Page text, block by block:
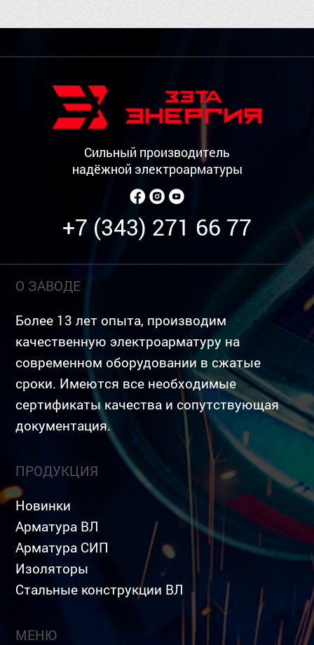
Сильный производитель
надёжной электроарматуры
+7 (343) 271 66 77
О ЗАВОДЕ
Более 13 лет опыта, производим
качественную электроарматуру на
современном оборудовании в сжатые
сроки. Имеются все необходимые
сертификаты качества и сопутствующая
документация.
ПРОДУКЦИЯ
Новинки
Арматура ВЛ
Арматура СИП
Изоляторы
Стальные конструкции ВЛ
МЕНЮ